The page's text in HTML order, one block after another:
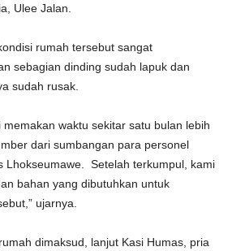
Ulee Jalan.
rumah tersebut sangat
sebagian dinding sudah lapuk dan
sudah rusak.
memakan waktu sekitar satu bulan lebih
dari sumbangan para personel
Lhokseumawe. Setelah terkumpul, kami
bahan yang dibutuhkan untuk
ujarnya.
dimaksud, lanjut Kasi Humas, pria